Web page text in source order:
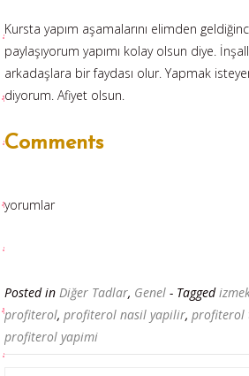
Kursta yapım aşamalarını elimden
paylaşıyorum yapımı kolay olsun diye.
arkadaşlara bir faydası olur. Yapmak
diyorum. Afiyet olsun.
Comments
yorumlar
Posted in Diğer Tadlar, Genel - Tagged
profiterol, profiterol nasil yapilir, profiterol
profiterol yapimi